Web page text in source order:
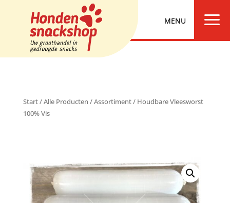
a
Start/Alle Producten /Assortiment/ Houdbare Vleesworst
100% Vis